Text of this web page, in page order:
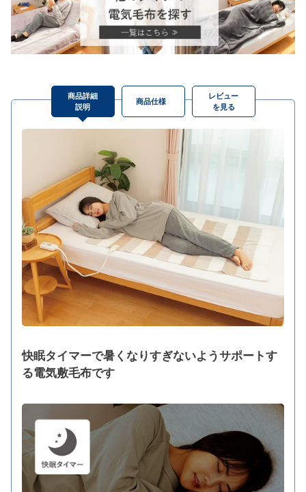
商品詳細
説明
快眠タイマーで暑くなりすぎないようサポートす
る電気敷毛布です
商品仕様
レビュー
を見る